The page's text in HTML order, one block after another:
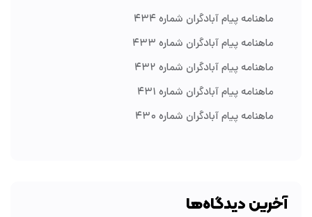
ماهنامه پیام آبادگران شماره ۴۳۴
ماهنامه پیام آبادگران شماره ۴۳۳
ماهنامه پیام آبادگران شماره ۴۳۲
ماهنامه پیام آبادگران شماره ۴۳۱
ماهنامه پیام آبادگران شماره ۴۳۰
آخرین دیدگاه‌ها